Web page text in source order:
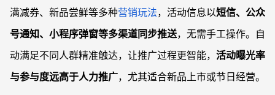
满减券、新品尝鲜等多种营销玩法，活动信息以短信、公众
号通知、小程序弹窗等多渠道同步推送，无需手工操作。自
动满足不同人群精准触达，让推广过程更智能， 活动曝光率
与参与度远高于人力推广，尤其适合新品上市或节日经营。